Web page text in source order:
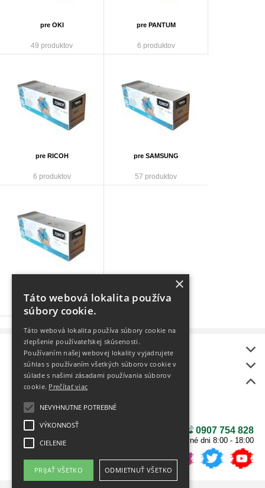
pre OKI
49 produktov
pre PANTUM
6 produktov
pre RICOH
6 produktov
pre SAMSUNG
57 produktov
43 produktov
Informácie
onlineToner
Bonus
Ako vybrať tlačiareň?
NÁŠ NOVÝ E-SHOP
0907 754 828
v pracovné dni 8:00 - 18:00
×
Táto webová lokalita používa
súbory cookie.
Táto webová lokalita používa súbory cookie na
zlepšenie používateľskej skúsenosti.
Používaním našej webovej lokality vyjadrujete
súhlas s používaním všetkých súborov cookie v
súlade s našimi zásadami používania súborov
cookie. Prečítať viac
NEVYHNUTNE POTREBNÉ
VÝKONNOSŤ
CIELENIE
PRIJAŤ VŠETKO ODMIETNUŤ VŠETKO